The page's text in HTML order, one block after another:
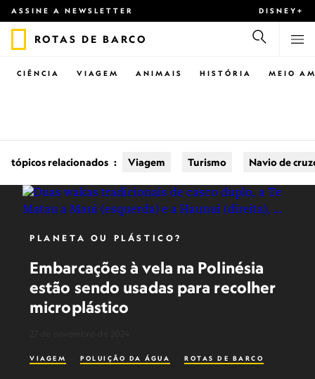
ASSINE A NEWSLETTER DISNEY+
ROTAS DE BARCO
CIÊNCIA VIAGEM ANIMAIS HISTÓRIA MEIO
tópicos relacionados : Viagem Turismo Navio de
PLANETA OU PLÁSTICO?
Embarcações à vela na Polinésia
estão sendo usadas para recolher
microplástico
VIAGEM POLUIÇÃO DA ÁGUA ROTAS DE BARCO